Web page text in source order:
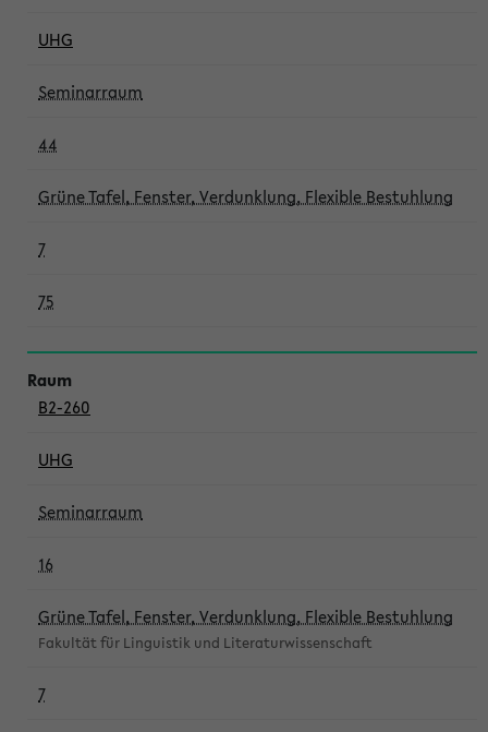
UHG
Seminarraum
44
Grüne Tafel, Fenster, Verdunklung, Flexible Bestuhlung
7
75
B2-260
UHG
Seminarraum
16
Grüne Tafel, Fenster, Verdunklung, Flexible Bestuhlung
Fakultät für Linguistik und Literaturwissenschaft
7